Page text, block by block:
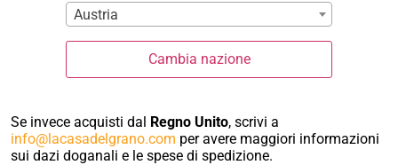
negozio on line
Austria
Cambia nazione
Se invece acquisti dal Regno Unito, scrivi a
info@lacasadelgrano.com per avere maggiori informazioni
sui dazi doganali e le spese di spedizione.